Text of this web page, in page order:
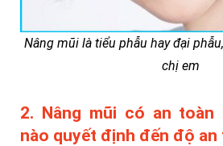
Nâng mũi là tiểu phẫu hay đại
chị em
2. Nâng mũi có an toàn
nào quyết định đến độ an